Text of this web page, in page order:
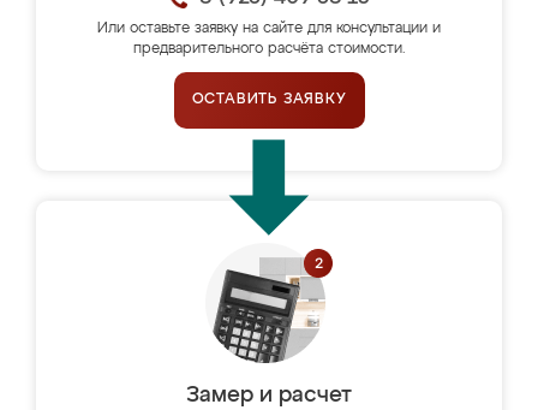
Или оставьте заявку на сайте для консультации и
предварительного расчёта стоимости.
ОСТАВИТЬ ЗАЯВКУ
Замер и расчет